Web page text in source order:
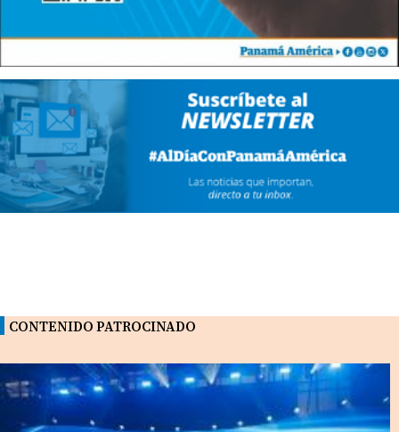
CONTENIDO PATROCINADO